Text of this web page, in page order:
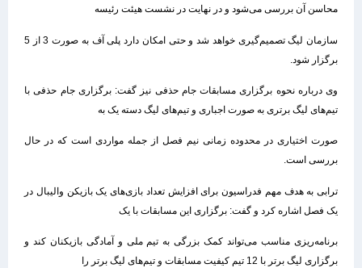
محاسن آن بررسی می‌شود و در نهایت در نشست هیئت رئیسه
سازمان لیگ تصمیم‌گیری خواهد شد و حتی امکان دارد پلی آف به صورت 3 از 5
برگزار شود.
وی درباره نحوه برگزاری مسابقات جام حذفی نیز گفت: برگزاری جام حذفی با
تیم‌های لیگ برتری به صورت اجباری و تیم‌های لیگ دسته یک به
صورت اختیاری در محدوده زمانی نیم فصل از جمله مواردی است که در حال
بررسی است.
ترابی به هدف مهم فدراسیون برای افزایش تعداد بازی‌های یک بازیکن والیبال در
یک فصل اشاره کرد و گفت: برگزاری این مسابقات با یک
برنامه‌ریزی مناسب می‌تواند کمک بزرگی به تیم ملی و آمادگی بازیکنان کند و
برگزاری لیگ برتر با 12 تیم کیفیت مسابقات و تیم‌های لیگ برتر را